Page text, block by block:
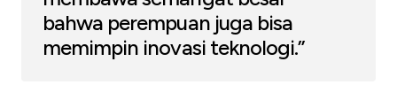
bahwa perempuan juga bisa
memimpin inovasi teknologi.”